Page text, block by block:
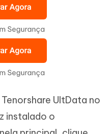
UltData no
instalado o